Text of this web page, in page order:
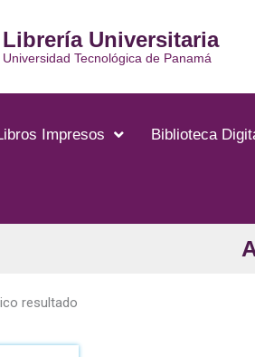
Librería Universitaria
Universidad Tecnológica de Panamá
Impresos Biblioteca
resultado